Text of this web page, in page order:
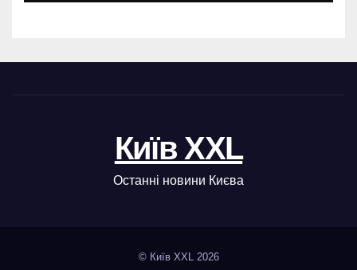
Київ XXL
Останні новини Києва
© Київ XXL 2026